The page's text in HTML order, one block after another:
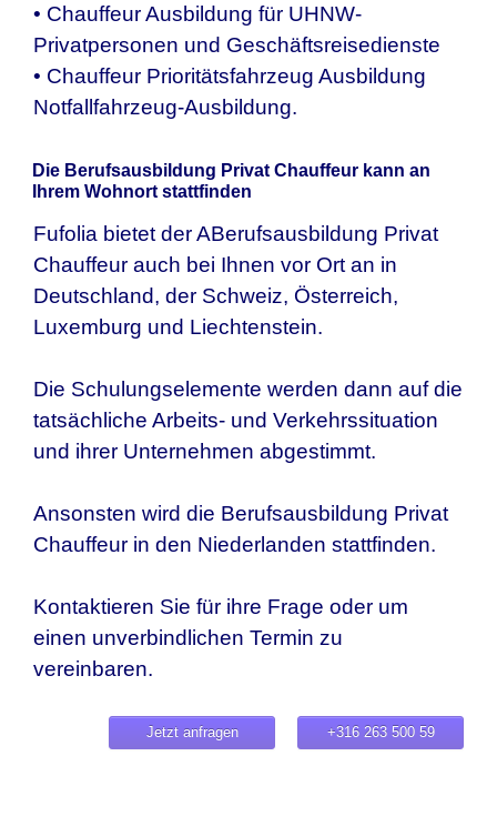
• Chauffeur Ausbildung für UHNW-
Privatpersonen und Geschäftsreisedienste
• Chauffeur Prioritätsfahrzeug Ausbildung
Notfallfahrzeug-Ausbildung.
Die Berufsausbildung Privat Chauffeur kann an
Ihrem Wohnort stattfinden
Fufolia bietet der ABerufsausbildung Privat
Chauffeur auch bei Ihnen vor Ort an in
Deutschland, der Schweiz, Österreich,
Luxemburg und Liechtenstein.
Die Schulungselemente werden dann auf die
tatsächliche Arbeits- und Verkehrssituation
und ihrer Unternehmen abgestimmt.
Ansonsten wird die Berufsausbildung Privat
Chauffeur in den Niederlanden stattfinden.
Kontaktieren Sie für ihre Frage oder um
einen unverbindlichen Termin zu
vereinbaren.
+316 263 500 59
Jetzt anfragen